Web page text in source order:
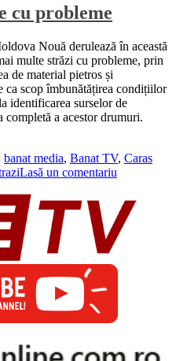
cu probleme
Nouă derulează în această
multe străzi cu probleme, prin
de material pietros și
ca scop îmbunătățirea condițiilor
identificarea surselor de
completă a acestor drumuri.
banat media, Banat TV, Caras
Lasă un comentariu